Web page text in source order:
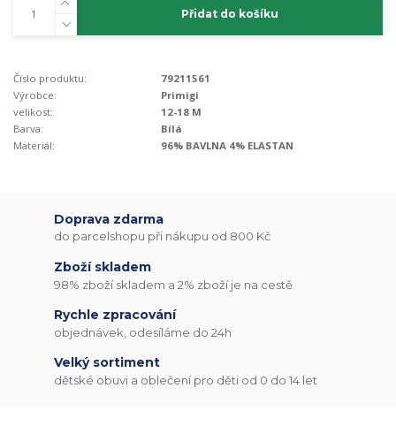
Přidat do košíku
Číslo produktu:
79211561
Výrobce:
Primigi
velikost:
12-18 M
Barva:
Bílá
Materiál:
96% BAVLNA 4% ELASTAN
Doprava zdarma
do parcelshopu při nákupu od 800 Kč
Zboží skladem
98% zboží skladem a 2% zboží je na cestě
Rychle zpracování
objednávek, odesíláme do 24h
Velký sortiment
dětské obuvi a oblečení pro děti od 0 do 14 let